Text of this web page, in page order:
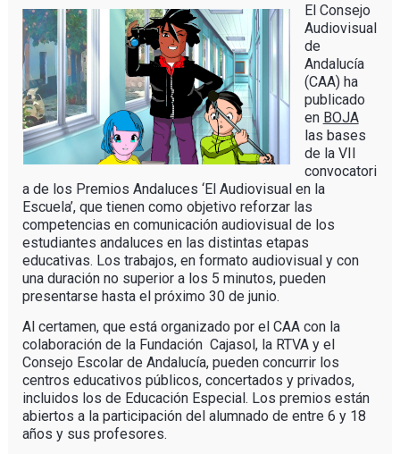
El Consejo
Audiovisual
de
Andalucía
(CAA) ha
publicado
en BOJA
las bases
de la VII
convocatori
a de los Premios Andaluces ‘El Audiovisual en la
Escuela’, que tienen como objetivo reforzar las
competencias en comunicación audiovisual de los
estudiantes andaluces en las distintas etapas
educativas. Los trabajos, en formato audiovisual y con
una duración no superior a los 5 minutos, pueden
presentarse hasta el próximo 30 de junio.
Al certamen, que está organizado por el CAA con la
colaboración de la Fundación Cajasol, la RTVA y el
Consejo Escolar de Andalucía, pueden concurrir los
centros educativos públicos, concertados y privados,
incluidos los de Educación Especial. Los premios están
abiertos a la participación del alumnado de entre 6 y 18
años y sus profesores.